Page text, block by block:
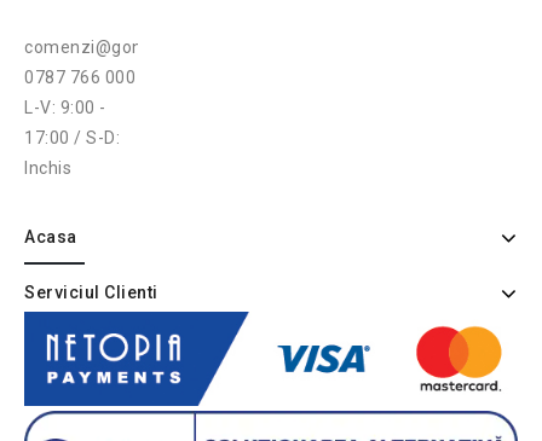
comenzi@gonga.ro
0787 766 000
L-V: 9:00 -
17:00 / S-D:
Inchis
Acasa
Serviciul Clienti